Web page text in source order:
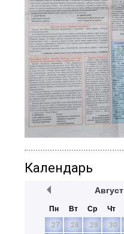
Календарь
Август
Пн Вт Ср Чт
27
28 29 30